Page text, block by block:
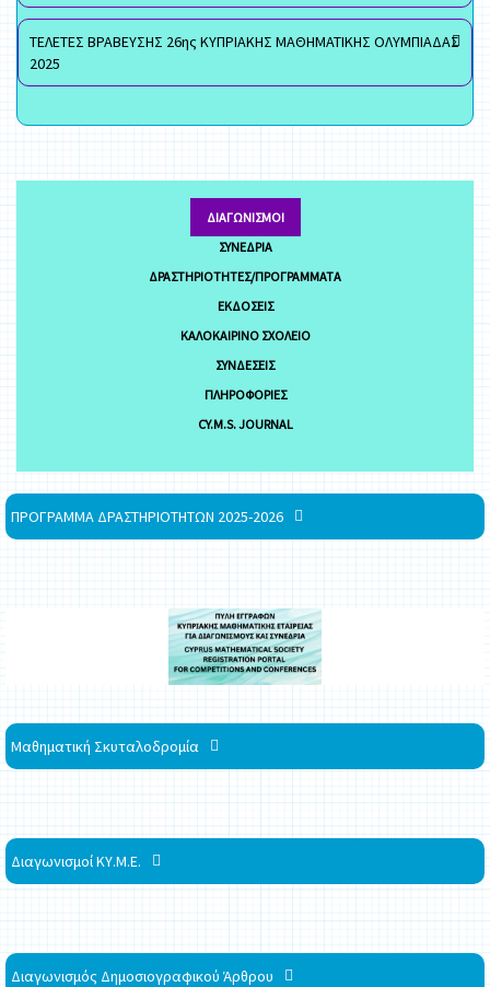
ΤΕΛΕΤΕΣ ΒΡΑΒΕΥΣΗΣ 26ης ΚΥΠΡΙΑΚΗΣ ΜΑΘΗΜΑΤΙΚΗΣ ΟΛΥΜΠΙΑΔΑΣ
2025
ΔΙΑΓΩΝΙΣΜΟΊ
ΣΥΝΈΔΡΙΑ
ΔΡΑΣΤΗΡΙΌΤΗΤΕΣ/ΠΡΟΓΡΆΜΜΑΤΑ
ΕΚΔΌΣΕΙΣ
ΚΑΛΟΚΑΙΡΙΝΌ ΣΧΟΛΕΊΟ
ΣΥΝΔΈΣΕΙΣ
ΠΛΗΡΟΦΟΡΊΕΣ
CY.M.S. JOURNAL
ΠΡΟΓΡΑΜΜΑ ΔΡΑΣΤΗΡΙΟΤΗΤΩΝ 2025-2026
Μαθηματική Σκυταλοδρομία
Διαγωνισμοί ΚΥ.Μ.Ε.
Διαγωνισμός Δημοσιογραφικού Άρθρου